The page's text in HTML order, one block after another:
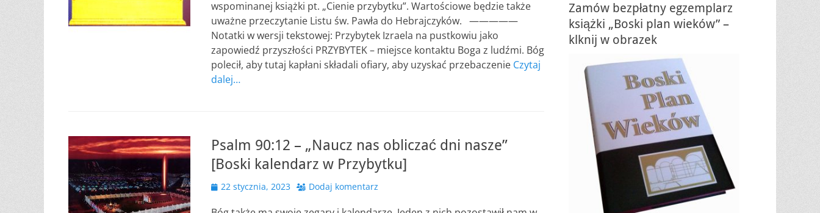
wspominanej książki pt. „Cienie przybytku”. Wartościowe będzie także
uważne przeczytanie Listu św. Pawła do Hebrajczyków. —————
Notatki w wersji tekstowej: Przybytek Izraela na pustkowiu jako
zapowiedź przyszłości PRZYBYTEK – miejsce kontaktu Boga z ludźmi. Bóg
polecił, aby tutaj kapłani składali ofiary, aby uzyskać przebaczenie Czytaj
dalej…
Psalm 90:12 – „Naucz nas obliczać dni nasze”
[Boski kalendarz w Przybytku]
Opublikowano
22 stycznia, 2023 Dodaj komentarz
Zamów bezpłatny egzemplarz
książki „Boski plan wieków” –
klknij w obrazek